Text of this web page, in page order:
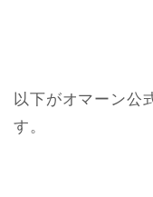
以下がオマーン公
す。